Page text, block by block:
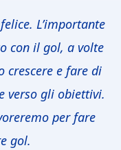
L’importante
con il gol, a volte
crescere e fare di
verso gli obiettivi.
per fare
gol.